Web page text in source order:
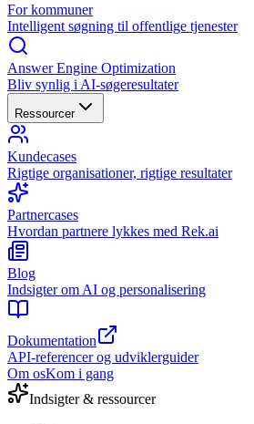
For kommuner
Intelligent søgning til offentlige tjenester
Answer Engine Optimization
Bliv synlig i AI-søgeresultater
Ressourcer
Kundecases
Rigtige organisationer, rigtige resultater
Partnercases
Hvordan partnere lykkes med Rek.ai
Blog
Indsigter om AI og personalisering
Dokumentation
API-referencer og udviklerguider
Om osKom i gang
Indsigter & ressourcer